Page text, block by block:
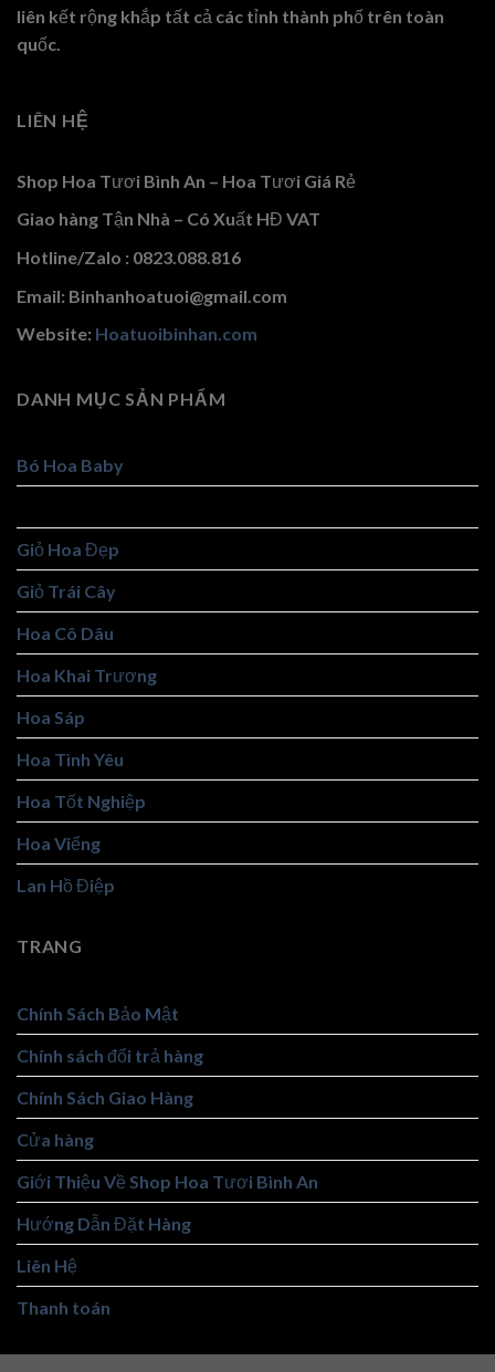
liên kết rộng khắp tất cả các tỉnh thành phố trên toàn
quốc.
LIÊN HỆ
Shop Hoa Tươi Bình An – Hoa Tươi Giá Rẻ
Giao hàng Tận Nhà – Có Xuất HĐ VAT
Hotline/Zalo : 0823.088.816
Email: Binhanhoatuoi@gmail.com
Website: Hoatuoibinhan.com
DANH MỤC SẢN PHẨM
Bó Hoa Baby
Giỏ Hoa Đẹp
Giỏ Trái Cây
Hoa Cô Dâu
Hoa Khai Trương
Hoa Sáp
Hoa Tình Yêu
Hoa Tốt Nghiệp
Hoa Viếng
Lan Hồ Điệp
TRANG
Chính Sách Bảo Mật
Chính sách đổi trả hàng
Chính Sách Giao Hàng
Cửa hàng
Giới Thiệu Về Shop Hoa Tươi Bình An
Hướng Dẫn Đặt Hàng
Liên Hệ
Thanh toán